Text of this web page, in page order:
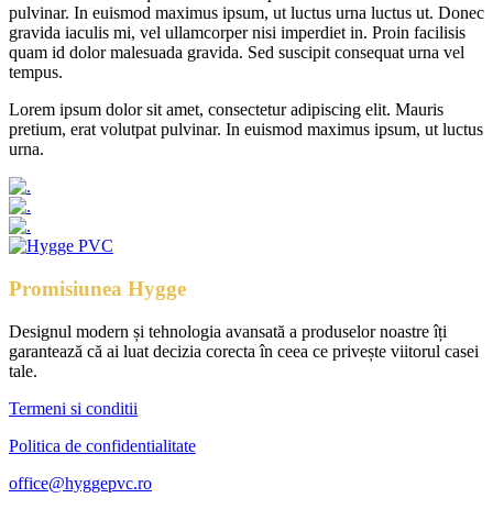
pulvinar. In euismod maximus ipsum, ut luctus urna luctus ut. Donec
gravida iaculis mi, vel ullamcorper nisi imperdiet in. Proin facilisis
quam id dolor malesuada gravida. Sed suscipit consequat urna vel
tempus.
Lorem ipsum dolor sit amet, consectetur adipiscing elit. Mauris
pretium, erat volutpat pulvinar. In euismod maximus ipsum, ut luctus
urna.
Promisiunea Hygge
Designul modern și tehnologia avansată a produselor noastre îți
garantează că ai luat decizia corecta în ceea ce privește viitorul casei
tale.
Termeni si conditii
Politica de confidentialitate
office@hyggepvc.ro